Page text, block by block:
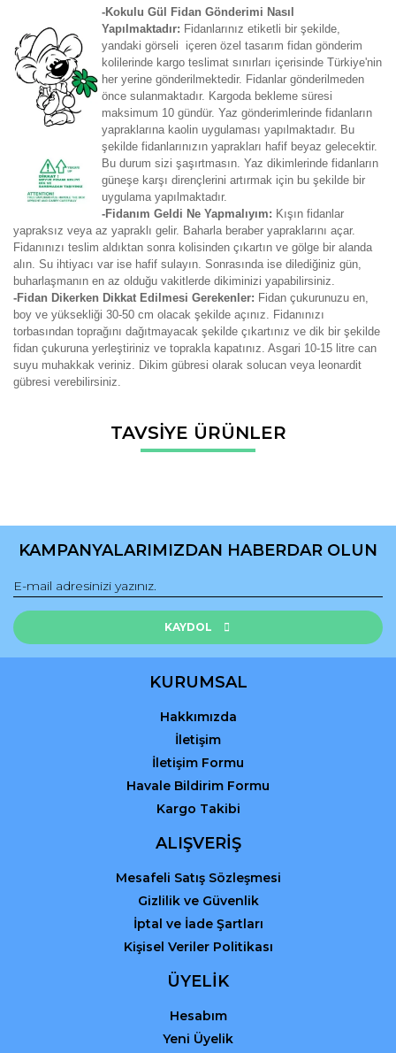
-Kokulu Gül Fidan Gönderimi Nasıl
Yapılmaktadır: Fidanlarınız etiketli bir şekilde,
yandaki görseli içeren özel tasarım fidan gönderim
kolilerinde kargo teslimat sınırları içerisinde Türkiye'nin
her yerine gönderilmektedir. Fidanlar gönderilmeden
önce sulanmaktadır. Kargoda bekleme süresi
maksimum 10 gündür. Yaz gönderimlerinde fidanların
yapraklarına kaolin uygulaması yapılmaktadır. Bu
şekilde fidanlarınızın yaprakları hafif beyaz gelecektir.
Bu durum sizi şaşırtmasın. Yaz dikimlerinde fidanların
güneşe karşı dirençlerini artırmak için bu şekilde bir
uygulama yapılmaktadır.
-Fidanım Geldi Ne Yapmalıyım: Kışın fidanlar
yapraksız veya az yapraklı gelir. Baharla beraber yapraklarını açar.
Fidanınızı teslim aldıktan sonra kolisinden çıkartın ve gölge bir alanda
alın. Su ihtiyacı var ise hafif sulayın. Sonrasında ise dilediğiniz gün,
buharlaşmanın en az olduğu vakitlerde dikiminizi yapabilirsiniz.
-Fidan Dikerken Dikkat Edilmesi Gerekenler: Fidan çukurunuzu en,
boy ve yüksekliği 30-50 cm olacak şekilde açınız. Fidanınızı
torbasından toprağını dağıtmayacak şekilde çıkartınız ve dik bir şekilde
fidan çukuruna yerleştiriniz ve toprakla kapatınız. Asgari 10-15 litre can
suyu muhakkak veriniz. Dikim gübresi olarak solucan veya leonardit
gübresi verebilirsiniz.
Bu ürüne ilk yorumu siz yapın!
Bu ürünün fiyat bilgisi, resim, ürün açıklamalarında ve diğer
konularda yetersiz gördüğünüz noktaları öneri formunu
Ürün açıklamasında eksik bilgiler bulunuyor.
Ürün fiyatı diğer sitelerden daha pahalı.
Bu ürüne benzer farklı alternatifler olmalı.
Gönder
TAVSİYE ÜRÜNLER
KAMPANYALARIMIZDAN HABERDAR OLUN
KAYDOL
KURUMSAL
Hakkımızda
İletişim
İletişim Formu
Havale Bildirim Formu
Kargo Takibi
ALIŞVERİŞ
Mesafeli Satış Sözleşmesi
Gizlilik ve Güvenlik
İptal ve İade Şartları
Kişisel Veriler Politikası
ÜYELİK
Hesabım
Yeni Üyelik